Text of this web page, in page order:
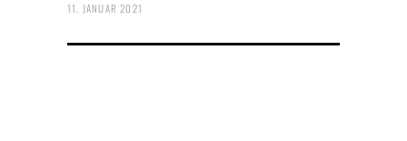
11. JANUAR 2021